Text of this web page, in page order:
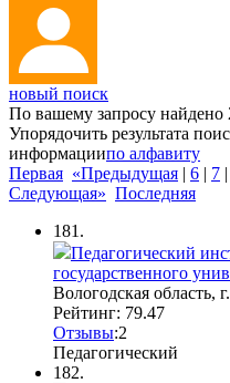
новый поиск
По вашему запросу найдено
Упорядочить результата
информациипо алфавиту
Первая «Предыдущая | 6 | 7 |
Следующая» Последняя
181.
Педагогический
государственного
Вологодская область,
Рейтинг: 79.47
Отзывы:2
Педагогический
182.